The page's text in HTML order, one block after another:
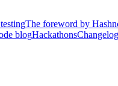
The foreword by
blogHackathonsChangelog